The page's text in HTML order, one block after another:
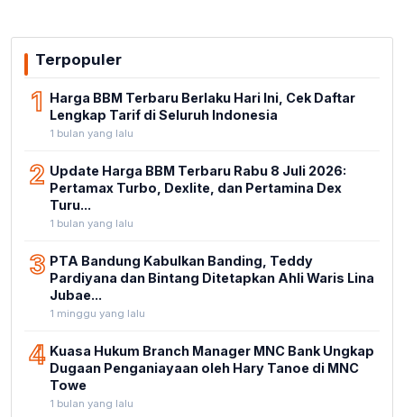
Terpopuler
1 Harga BBM Terbaru Berlaku Hari Ini, Cek Daftar
Lengkap Tarif di Seluruh Indonesia
1 bulan yang lalu
2 Update Harga BBM Terbaru Rabu 8 Juli 2026:
Pertamax Turbo, Dexlite, dan Pertamina Dex
Turu...
1 bulan yang lalu
3 PTA Bandung Kabulkan Banding, Teddy
Pardiyana dan Bintang Ditetapkan Ahli Waris Lina
Jubae...
1 minggu yang lalu
4 Kuasa Hukum Branch Manager MNC Bank Ungkap
Dugaan Penganiayaan oleh Hary Tanoe di MNC
Towe
1 bulan yang lalu